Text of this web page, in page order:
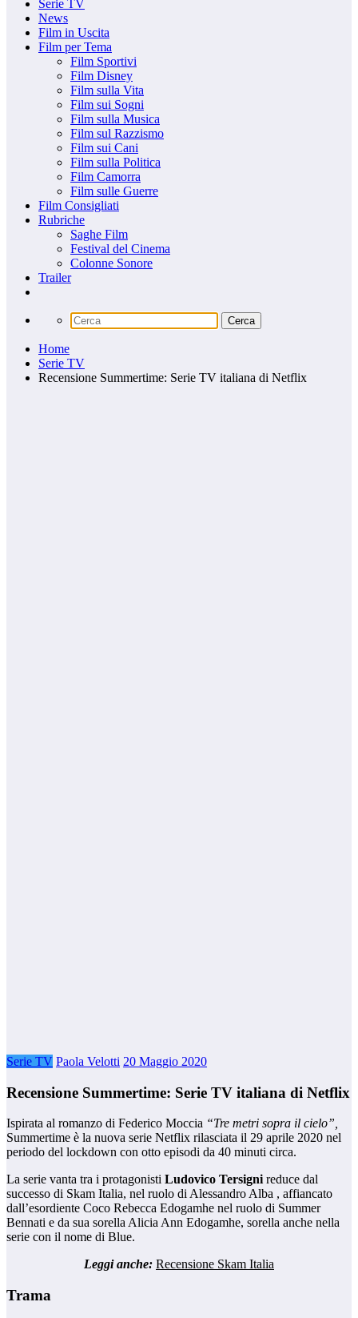
Serie TV
News
Film in Uscita
Film per Tema
Film Sportivi
Film Disney
Film sulla Vita
Film sui Sogni
Film sulla Musica
Film sul Razzismo
Film sui Cani
Film sulla Politica
Film Camorra
Film sulle Guerre
Film Consigliati
Rubriche
Saghe Film
Festival del Cinema
Colonne Sonore
Trailer
Home
Serie TV
Recensione Summertime: Serie TV italiana di Netflix
Serie TV Paola Velotti 20 Maggio 2020
Recensione Summertime: Serie TV italiana di Netflix
Ispirata al romanzo di Federico Moccia “Tre metri sopra il cielo”,
Summertime è la nuova serie Netflix rilasciata il 29 aprile 2020 nel
periodo del lockdown con otto episodi da 40 minuti circa.
La serie vanta tra i protagonisti Ludovico Tersignireduce dal
successo di Skam Italia, nel ruolo di Alessandro Alba , affiancato
dall’esordiente Coco Rebecca Edogamhe nel ruolo di Summer
Bennati e da sua sorella Alicia Ann Edogamhe, sorella anche nella
serie con il nome di Blue.
Leggi anche: Recensione Skam Italia
Trama